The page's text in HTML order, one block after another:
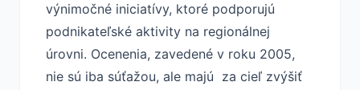
výnimočné iniciatívy, ktoré podporujú
podnikateľské aktivity na regionálnej
úrovni. Ocenenia, zavedené v roku 2005,
nie sú iba súťažou, ale majú za cieľ zvýšiť